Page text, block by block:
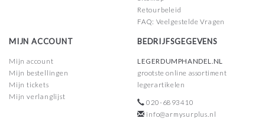
Retourbeleid
FAQ: Veelgestelde Vragen
MIJN ACCOUNT
Mijn account
Mijn bestellingen
Mijn tickets
Mijn verlanglijst
BEDRIJFSGEGEVENS
LEGERDUMPHANDEL.NL
grootste online assortiment
legerartikelen
020-6893410
info@armysurplus.nl